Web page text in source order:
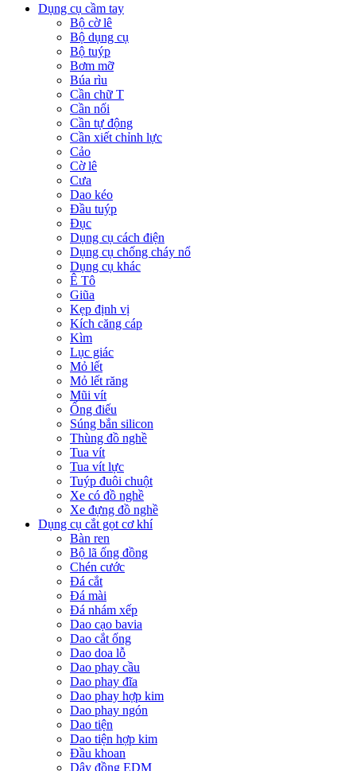
Dụng cụ cầm tay
Bộ cờ lê
Bộ dụng cụ
Bộ tuýp
Bơm mỡ
Búa rìu
Cần chữ T
Cần nối
Cần tự động
Cần xiết chỉnh lực
Cảo
Cờ lê
Cưa
Dao kéo
Đầu tuýp
Đục
Dụng cụ cách điện
Dụng cụ chống cháy nổ
Dụng cụ khác
Ê Tô
Giũa
Kẹp định vị
Kích căng cáp
Kìm
Lục giác
Mỏ lết
Mỏ lết răng
Mũi vít
Ống điếu
Súng bắn silicon
Thùng đồ nghề
Tua vít
Tua vít lực
Tuýp đuôi chuột
Xe có đồ nghề
Xe đựng đồ nghề
Dụng cụ cắt gọt cơ khí
Bàn ren
Bộ lã ống đồng
Chén cước
Đá cắt
Đá mài
Đá nhám xếp
Dao cạo bavia
Dao cắt ống
Dao doa lỗ
Dao phay cầu
Dao phay đĩa
Dao phay hợp kim
Dao phay ngón
Dao tiện
Dao tiện hợp kim
Đầu khoan
Dây đồng EDM